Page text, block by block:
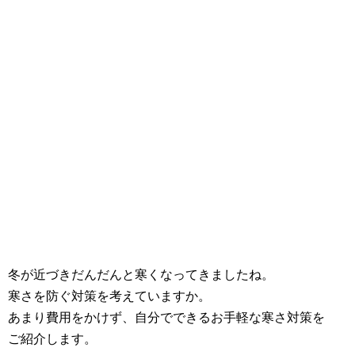
冬が近づきだんだんと寒くなってきましたね。
寒さを防ぐ対策を考えていますか。
あまり費用をかけず、自分でできるお手軽な寒さ対策を
ご紹介します。